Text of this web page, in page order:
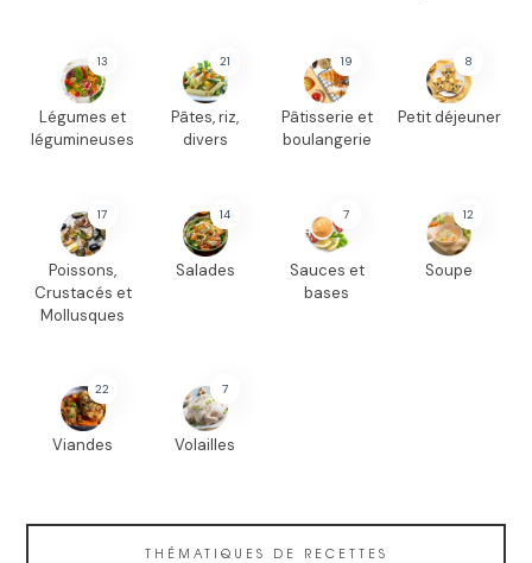
13
Légumes et
légumineuses
21
Pâtes, riz,
divers
19
Pâtisserie et
boulangerie
8
Petit déjeuner
17
Poissons,
Crustacés et
Mollusques
14
Salades
7
Sauces et
bases
12
Soupe
22
Viandes
7
Volailles
THÉMATIQUES DE RECETTES